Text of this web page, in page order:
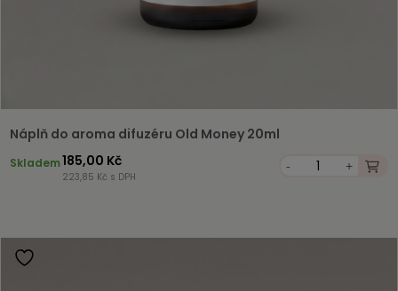
Náplň do aroma difuzéru Old Money 20ml
Skladem185,00 Kč
223,85 Kč s DPH
- +